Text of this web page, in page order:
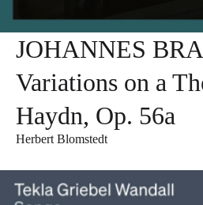
JOHANNES
Variations on a
Haydn, Op. 56a
Herbert Blomstedt